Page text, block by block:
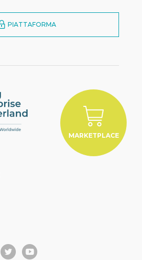
PIATTAFORMA
MARKETPLACE